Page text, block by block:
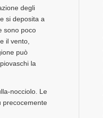
degli
si deposita a
sono poco
il vento,
può
la
nocciolo. Le
precocemente